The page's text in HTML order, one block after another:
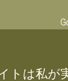
トは私が